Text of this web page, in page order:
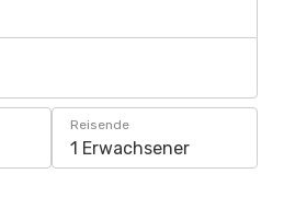
Reisende
1 Erwachsener